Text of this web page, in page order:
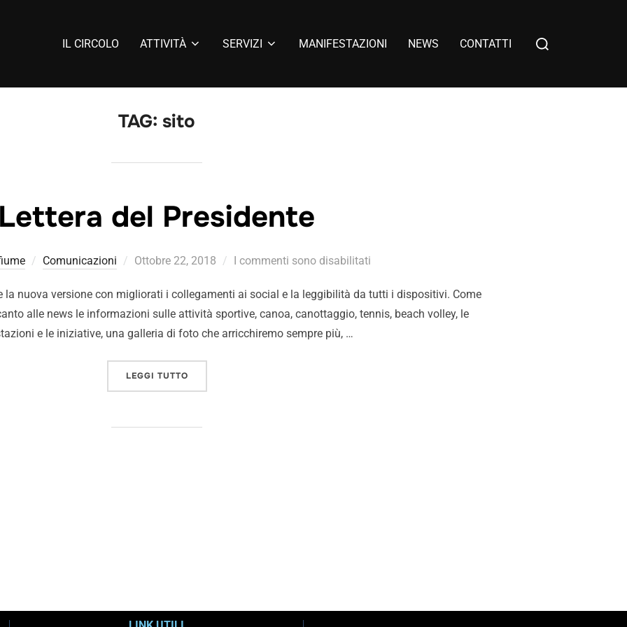
IL CIRCOLO ATTIVITÀ SERVIZI MANIFESTAZIONI NEWS CONTATTI
TAG: sito
Lettera del Presidente
Comunicazioni Ottobre 22, 2018 I commenti sono disabilitati
la nuova versione con migliorati i collegamenti ai social e la leggibilità da tutti i dispositivi. Come
alle news le informazioni sulle attività sportive, canoa, canottaggio, tennis, beach volley, le
e le iniziative, una galleria di foto che arricchiremo sempre più, …
LEGGI TUTTO